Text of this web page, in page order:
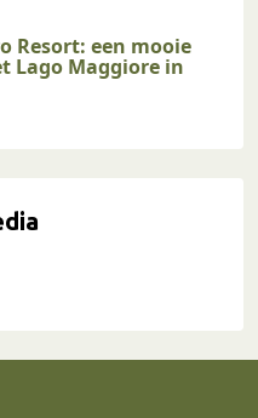
Resort: een mooie
Lago Maggiore in